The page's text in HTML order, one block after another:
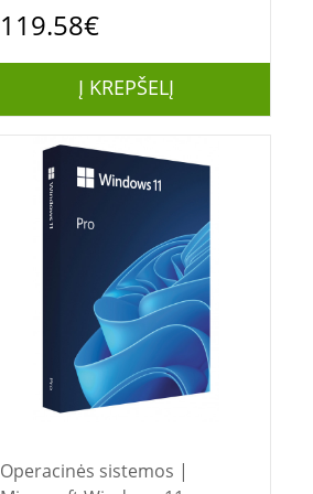
119.58€
Į KREPŠELĮ
Operacinės sistemos |